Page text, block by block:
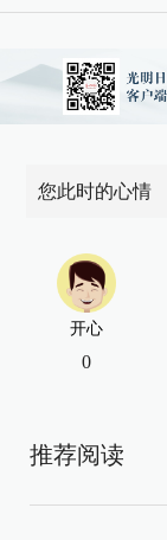
您此时的心情
开心
0
推荐阅读